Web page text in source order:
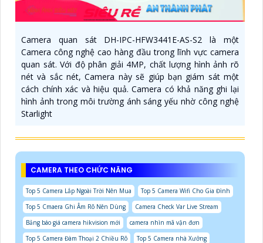
Camera quan sát DH-IPC-HFW3441E-AS-S2 là một
Camera công nghệ cao hàng đầu trong lĩnh vực camera
quan sát. Với độ phân giải 4MP, chất lượng hình ảnh rõ
nét và sắc nét, Camera này sẽ giúp bạn giám sát một
cách chính xác và hiệu quả. Camera có khả năng ghi lại
hình ảnh trong môi trường ánh sáng yếu nhờ công nghệ
Starlight
CAMERA THEO CHỨC NĂNG
Top 5 Camera Lắp Ngoài Trời Nên Mua
Top 5 Camera Wifi Cho Gia Đình
Top 5 Cmaera Ghi Âm Rõ Nên Dùng
Camera Check Var Live Stream
Bảng báo giá camera hikvision mới
camera nhìn mã vận đơn
Top 5 Camera Đàm Thoại 2 Chiều Rõ
Top 5 Camera nhà Xưởng